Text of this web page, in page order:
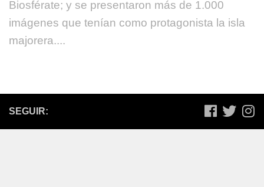
Biosférate; y se presentaron más de 1.000
imágenes que tenían como protagonista la isla
majorera....
SEGUIR: